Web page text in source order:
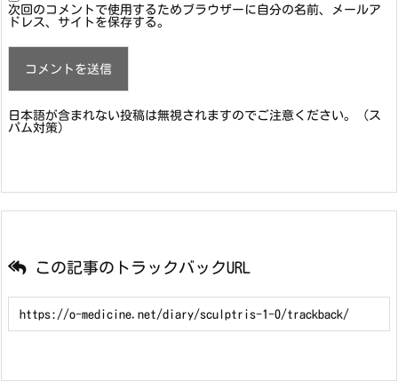
次回のコメントで使用するためブラウザーに自分の名前、メールア
ドレス、サイトを保存する。
日本語が含まれない投稿は無視されますのでご注意ください。（ス
パム対策）
この記事のトラックバックURL